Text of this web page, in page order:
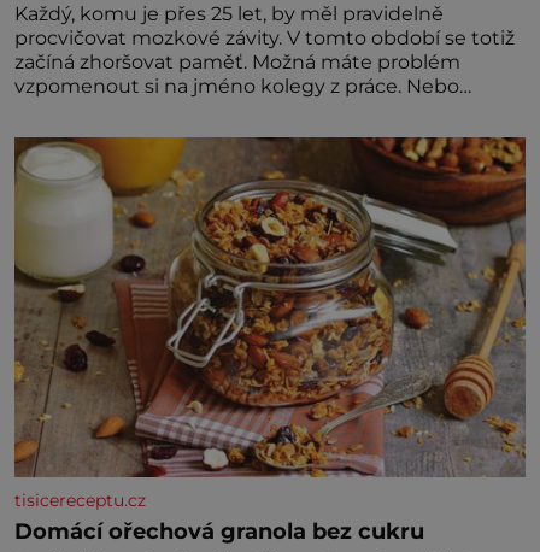
Každý, komu je přes 25 let, by měl pravidelně
procvičovat mozkové závity. V tomto období se totiž
začíná zhoršovat paměť. Možná máte problém
vzpomenout si na jméno kolegy z práce. Nebo
nedávno přečetli. Je to opravdu tak, s věkem jako
kdyby se paměť rozhodla stávkovat. Cvičte
tisicereceptu.cz
Domácí ořechová granola bez cukru